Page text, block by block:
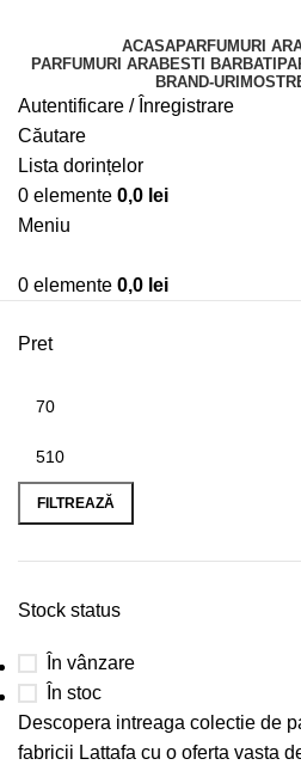
ACASAPARFUMURI
PARFUMURI ARABESTI BARBATI
BRAND-URI
Autentificare / Înregistrare
Căutare
Lista dorințelor
0 elemente 0,0 lei
Meniu
0 elemente 0,0 lei
Pret
FILTREAZĂ
Stock status
În vânzare
În stoc
Descopera intreaga colectie de
fabricii Lattafa cu o oferta vasta